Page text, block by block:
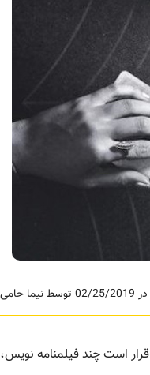
حامی
است چند فیلمنامه نویس،